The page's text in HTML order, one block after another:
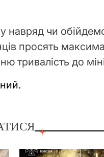
навряд чи
просять
тривалість до